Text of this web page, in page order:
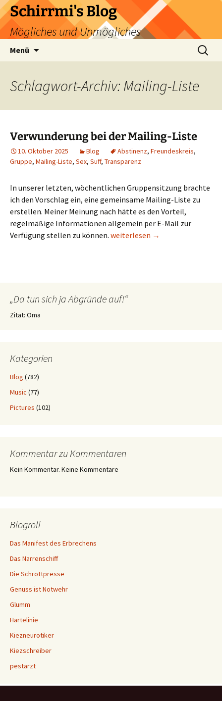
Zum
Inhalt
springen
Schirrmi's Blog
Mögliches und Unmögliches
Menü
Suchen
nach:
Schlagwort-Archiv: Mailing-Liste
Verwunderung bei der Mailing-Liste
10. Oktober 2025 Blog Abstinenz, Freundeskreis,
Gruppe, Mailing-Liste, Sex, Suff, Transparenz
In unserer letzten, wöchentlichen Gruppensitzung brachte
ich den Vorschlag ein, eine gemeinsame Mailing-Liste zu
erstellen. Meiner Meinung nach hätte es den Vorteil,
regelmäßige Informationen allgemein per E-Mail zur
Verfügung stellen zu können. Verwunderung bei der Mailing-
weiterlesen →
„Da tun sich ja Abgründe auf!“
Zitat: Oma
Kategorien
Blog (782)
Music (77)
Pictures (102)
Kommentar zu Kommentaren
Kein Kommentar. Keine Kommentare
Blogroll
Das Manifest des Erbrechens
Das Narrenschiff
Die Schrottpresse
Genuss ist Notwehr
Glumm
Hartelinie
Kiezneurotiker
Kiezschreiber
pestarzt